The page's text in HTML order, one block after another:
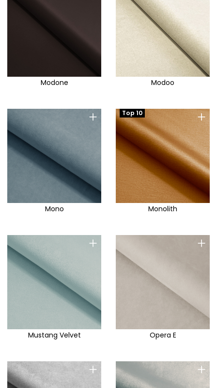
Modone Modoo
+
Mono
+
Top 10
Monolith
+
Mustang Velvet
+
Opera E
+ +